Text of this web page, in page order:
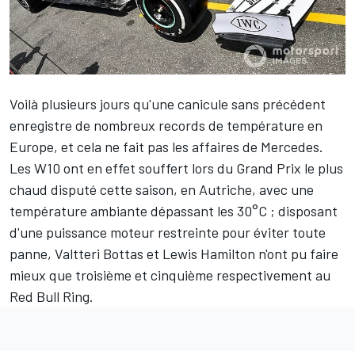
Voilà plusieurs jours qu'une canicule sans précédent
enregistre de nombreux records de température en
Europe, et cela ne fait pas les affaires de Mercedes.
Les W10 ont en effet souffert lors du Grand Prix le plus
chaud disputé cette saison, en Autriche, avec une
température ambiante dépassant les 30°C ; disposant
d'une puissance moteur restreinte pour éviter toute
panne, Valtteri Bottas et Lewis Hamilton n'ont pu faire
mieux que troisième et cinquième respectivement au
Red Bull Ring.